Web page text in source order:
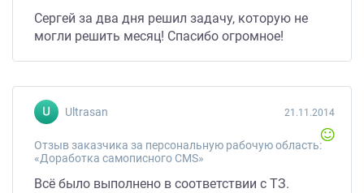
Сергей за два дня решил задачу, которую не
могли решить месяц! Спасибо огромное!
Ultrasan
Отзыв заказчика за персональную рабочую область:
«Доработка самописного CMS»
21.11.2014
Всё было выполнено в соответствии с ТЗ.